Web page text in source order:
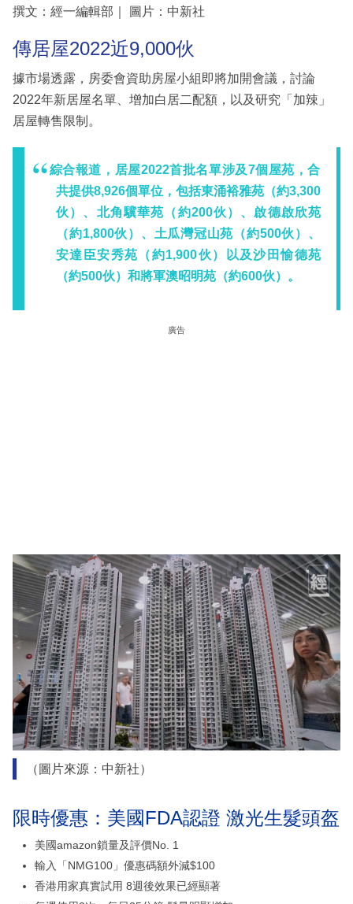
撰文：經一編輯部｜ 圖片：中新社
傳居屋2022近9,000伙
據市場透露，房委會資助房屋小組即將加開會議，討論
2022年新居屋名單、增加白居二配額，以及研究「加辣」
居屋轉售限制。
綜合報道，居屋2022首批名單涉及7個屋苑，合
共提供8,926個單位，包括東涌裕雅苑（約3,300
伙）、北角驥華苑（約200伙）、啟德啟欣苑
（約1,800伙）、土瓜灣冠山苑（約500伙）、
安達臣安秀苑（約1,900伙）以及沙田愉德苑
（約500伙）和將軍澳昭明苑（約600伙）。
廣告
（圖片來源：中新社）
限時優惠：美國FDA認證 激光生髮頭盔
美國amazon鎖量及評價No. 1
輸入「NMG100」優惠碼額外減$100
香港用家真實試用 8週後效果已經顯著